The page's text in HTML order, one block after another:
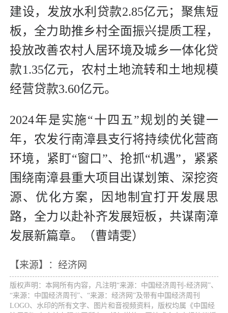
建设，发放水利贷款2.85亿元；聚焦短
板，全力助推乡村全面振兴提质工程，
投放改善农村人居环境及城乡一体化贷
款1.35亿元，农村土地流转和土地规模
经营贷款3.60亿元。
2024年是实施“十四五”规划的关键一
年，农发行南漳县支行将持续优化营商
环境，紧盯“窗口”、抢抓“机遇”，紧紧
围绕南漳县重大项目出谋划策、深挖资
源、优化方案，因地制宜打开发展思
路，全力以赴补齐发展短板，共谋南漳
发展新篇章。（曹靖雯）
【来源】：经济网
版权声明：本网所有内容，凡注明“来源：中国经济周刊-经济网”、
“来源：中国经济周刊”、“来源：经济网”及带有中国经济周刊
LOGO、水印的所有文字、图片和音视频资料，版权均属《中国经